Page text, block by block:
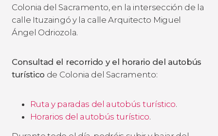
Colonia del Sacramento, en la intersección de la
calle Ituzaingó y la calle Arquitecto Miguel
Ángel Odriozola.
Consultad el recorrido y el horario del autobús
turístico de Colonia del Sacramento:
Ruta y paradas del autobús turístico.
Horarios del autobús turístico.